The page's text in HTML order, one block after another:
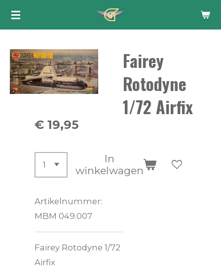
Ga
de
hoofdinhoud
Fairey
Rotodyne
1/72 Airfix
€ 19,95
In
winkelwagen
Artikelnummer:
MBM 049.007
Fairey Rotodyne 1/72
Airfix